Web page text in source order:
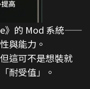
》的 Mod 系統——
與能力。
這可不是想裝就
耐受值」。